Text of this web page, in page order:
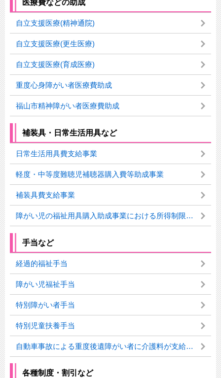
医療費などの助成
自立支援医療(精神通院)
自立支援医療(更生医療)
自立支援医療(育成医療)
重度心身障がい者医療費助成
福山市精神障がい者医療費助成
補装具・日常生活用具など
日常生活用具費支給事業
軽度・中等度難聴児補聴器購入費等助成事業
補装具費支給事業
障がい児の福祉用具購入助成事業における所得制限の撤廃について
手当など
経過的福祉手当
障がい児福祉手当
特別障がい者手当
特別児童扶養手当
自動車事故による重度後遺障がい者に介護料が支給されます
各種制度・割引など